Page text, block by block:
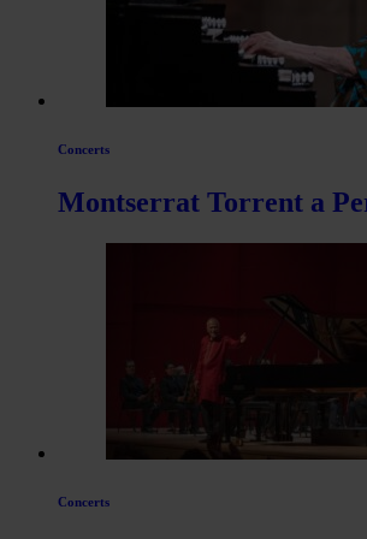
Concerts
Montserrat Torrent a
Concerts